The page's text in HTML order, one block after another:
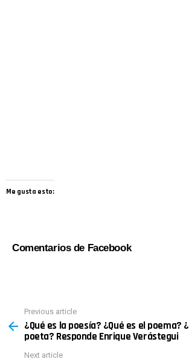
Me gusta esto:
Comentarios de Facebook
more
Previous article
¿Qué es la poesía? ¿Qué es el poema?
poeta? Responde Enrique Verástegui
Next article